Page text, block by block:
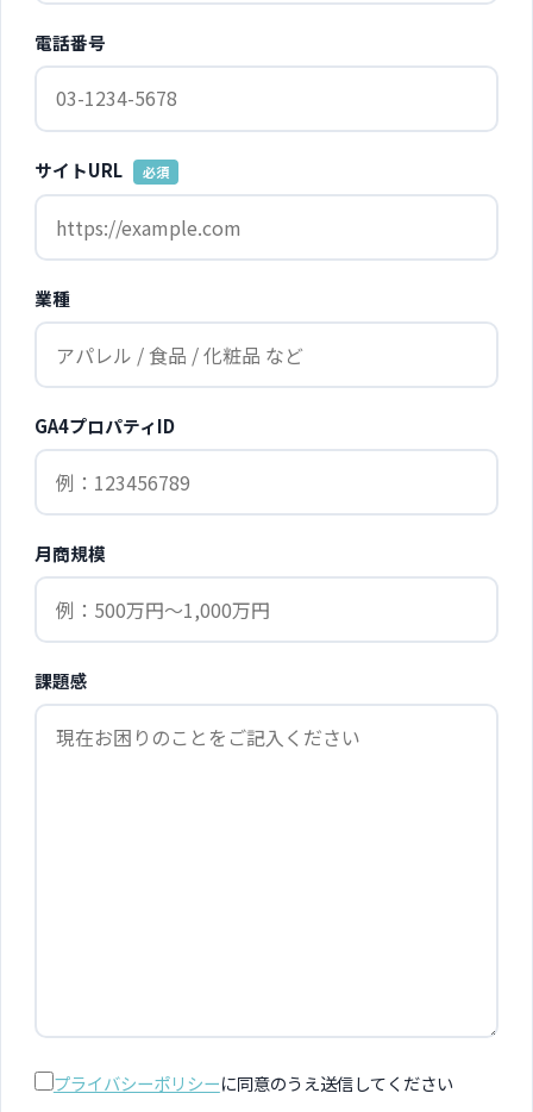
電話番号
サイトURL 必須
業種
GA4プロパティID
月商規模
課題感
プライバシーポリシーに同意のうえ送信してください